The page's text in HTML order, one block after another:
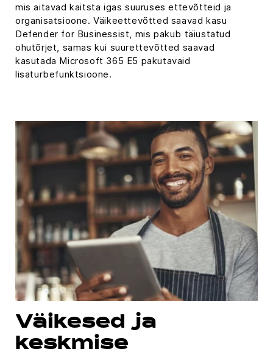
mis aitavad kaitsta igas suuruses ettevõtteid ja
organisatsioone. Väikeettevõtted saavad kasu
Defender for Businessist, mis pakub täiustatud
ohutõrjet, samas kui suurettevõtted saavad
kasutada Microsoft 365 E5 pakutavaid
lisaturbefunktsioone.
Väikesed ja
keskmise